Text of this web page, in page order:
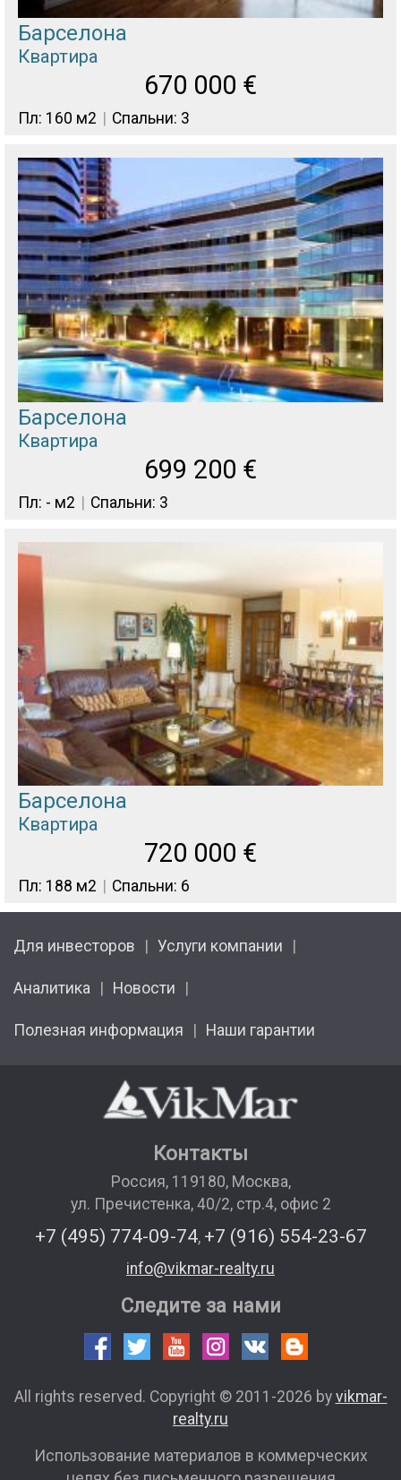
Барселона
Квартира
670 000 €
Пл: 160 м2 Спальни: 3
Барселона
Квартира
699 200 €
Пл: - м2 Спальни: 3
Барселона
Квартира
720 000 €
Пл: 188 м2 Спальни: 6
Для инвесторов Услуги компании
Аналитика Новости
Полезная информация Наши гарантии
Контакты
Россия, 119180, Москва,
ул. Пречистенка, 40/2, стр.4, офис 2
+7 (495) 774-09-74, +7 (916) 554-23-67
info@vikmar-realty.ru
Следите за нами
All rights reserved. Copyright © 2011-2026 by vikmar-
realty.ru
Использование материалов в коммерческих